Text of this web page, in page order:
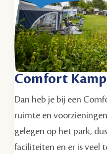
Comfort
Dan heb je bij een
ruimte en
gelegen op het park,
faciliteiten en er is veel